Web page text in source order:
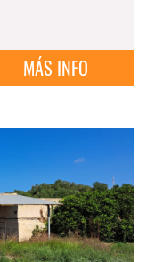
MÁS INFO